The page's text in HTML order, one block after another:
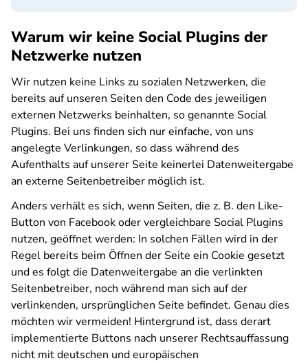
Warum wir keine Social Plugins der
Netzwerke nutzen
Wir nutzen keine Links zu sozialen Netzwerken, die
bereits auf unseren Seiten den Code des jeweiligen
externen Netzwerks beinhalten, so genannte Social
Plugins. Bei uns finden sich nur einfache, von uns
angelegte Verlinkungen, so dass während des
Aufenthalts auf unserer Seite keinerlei Datenweitergabe
an externe Seitenbetreiber möglich ist.
Anders verhält es sich, wenn Seiten, die z. B. den Like-
Button von Facebook oder vergleichbare Social Plugins
nutzen, geöffnet werden: In solchen Fällen wird in der
Regel bereits beim Öffnen der Seite ein Cookie gesetzt
und es folgt die Datenweitergabe an die verlinkten
Seitenbetreiber, noch während man sich auf der
verlinkenden, ursprünglichen Seite befindet. Genau dies
möchten wir vermeiden! Hintergrund ist, dass derart
implementierte Buttons nach unserer Rechtsauffassung
nicht mit deutschen und europäischen